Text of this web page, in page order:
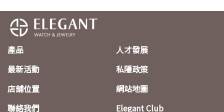
產品
最新活動
店舖位置
聯絡我們
人才發展
私隱政策
網站地圖
Elegant Club